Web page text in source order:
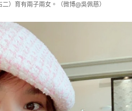
）育有兩子兩女。（微博@吳佩慈）